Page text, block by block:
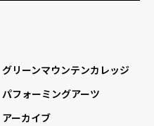
グリーンマウンテンカレッジ
パフォーミングアーツ
アーカイブ